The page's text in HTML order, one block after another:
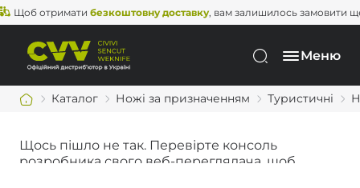
отриматибезкоштовну доставку, вам залишилось замовити ще на
Меню
Каталог Ножі за призначенням Туристичні
Щось пішло не так. Перевірте консоль
розробника свого веб-переглядача, щоб